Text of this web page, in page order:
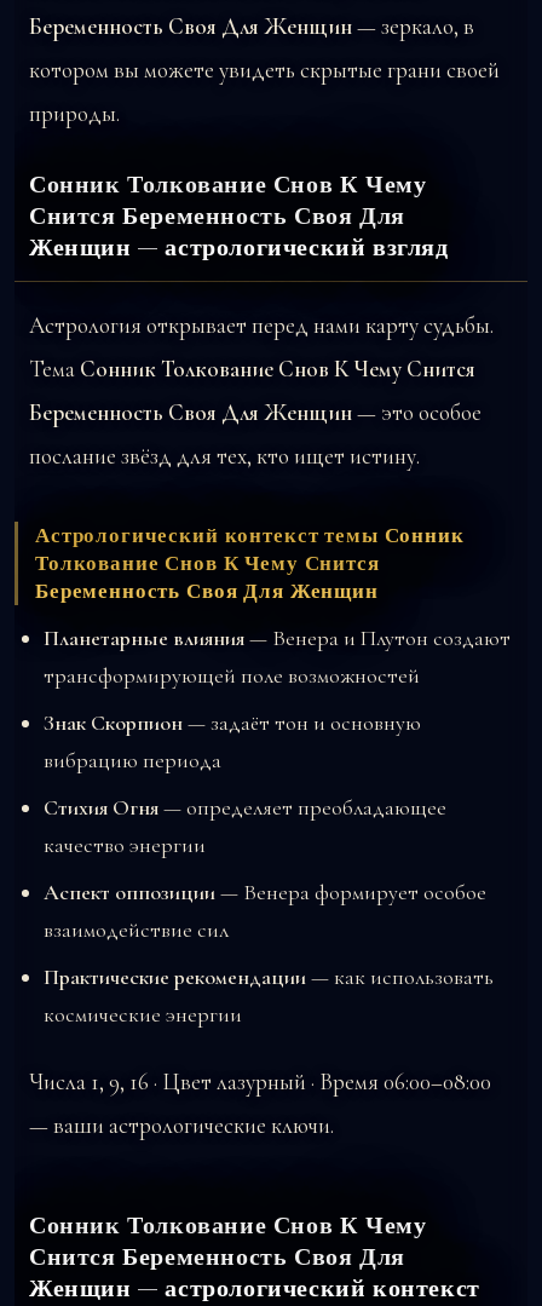
Беременность Своя Для Женщин— зеркало, в
котором вы можете увидеть скрытые грани своей
природы.
Сонник Толкование Снов К Чему
Снится Беременность Своя Для
Женщин — астрологический взгляд
Астрология открывает перед нами карту судьбы.
Тема Сонник Толкование Снов К Чему Снится
Беременность Своя Для Женщин— это особое
послание звёзд для тех, кто ищет истину.
Астрологический контекст темы Сонник
Толкование Снов К Чему Снится
Беременность Своя Для Женщин
Планетарные влияния— Венера и Плутон создают
трансформирующей поле возможностей
Знак Скорпион— задаёт тон и основную
вибрацию периода
Стихия Огня— определяет преобладающее
качество энергии
Аспект оппозиции— Венера формирует особое
взаимодействие сил
Практические рекомендации— как использовать
космические энергии
Числа 1, 9, 16 · Цвет лазурный · Время 06:00–08:00
— ваши астрологические ключи.
Сонник Толкование Снов К Чему
Снится Беременность Своя Для
Женщин — астрологический контекст